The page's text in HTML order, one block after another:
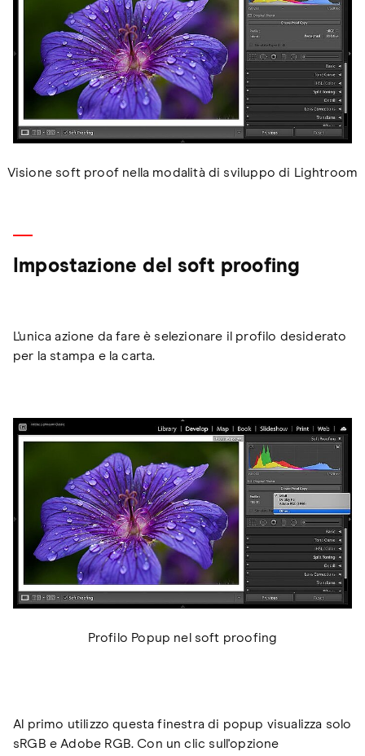
Visione soft proof nella modalità di sviluppo di Lightroom
Impostazione del soft proofing
L'unica azione da fare è selezionare il profilo desiderato
per la stampa e la carta.
Profilo Popup nel soft proofing
Al primo utilizzo questa finestra di popup visualizza solo
sRGB e Adobe RGB. Con un clic sull'opzione